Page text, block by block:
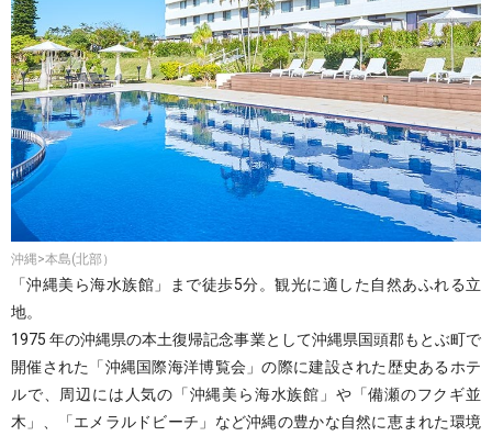
沖縄>本島(北部）
「沖縄美ら海水族館」まで徒歩5分。観光に適した自然あふれる立
地。
1975 年の沖縄県の本土復帰記念事業として沖縄県国頭郡もとぶ町で
開催された「沖縄国際海洋博覧会」の際に建設された歴史あるホテ
ルで、周辺には人気の「沖縄美ら海水族館」や「備瀬のフクギ並
木」、「エメラルドビーチ」など沖縄の豊かな自然に恵まれた環境